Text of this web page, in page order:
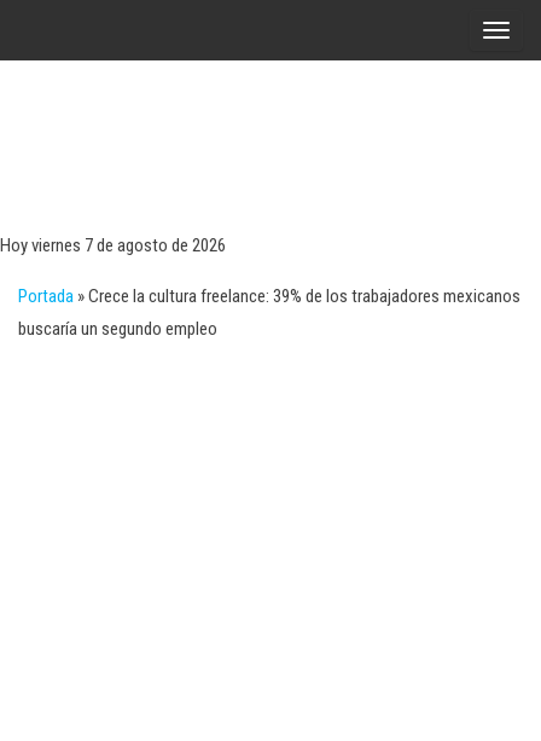
A
l
Hoy viernes 7 de agosto de 2026
Portada »Crece la cultura freelance: 39% de los trabajadores mexicanos
buscaría un segundo empleo